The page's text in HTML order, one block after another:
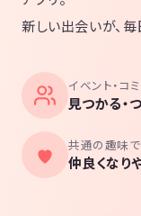
新しい出会いが、毎
イベント・コ
見つかる・
共通の趣味
仲良くなり